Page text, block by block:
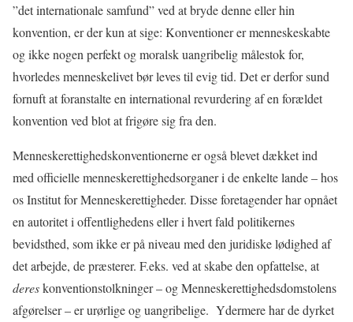
”det internationale samfund” ved at bryde denne eller hin
konvention, er der kun at sige: Konventioner er menneskeskabte
og ikke nogen perfekt og moralsk uangribelig målestok for,
hvorledes menneskelivet bør leves til evig tid. Det er derfor sund
fornuft at foranstalte en international revurdering af en forældet
konvention ved blot at frigøre sig fra den.
Menneskerettighedskonventionerne er også blevet dækket ind
med officielle menneskerettighedsorganer i de enkelte lande – hos
os Institut for Menneskerettigheder. Disse foretagender har opnået
en autoritet i offentlighedens eller i hvert fald politikernes
bevidsthed, som ikke er på niveau med den juridiske lødighed af
det arbejde, de præsterer. F.eks. ved at skabe den opfattelse, at
dereskonventionstolkninger – og Menneskerettighedsdomstolens
afgørelser – er urørlige og uangribelige. Ydermere har de dyrket